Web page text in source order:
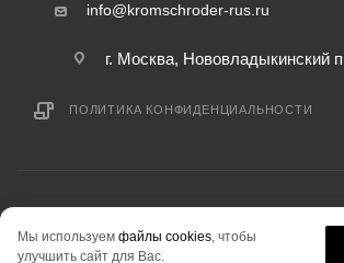
info@kromschroder-rus.ru
г. Москва, Нововладыкинский
ПОЛИТИКА КОНФИДЕНЦИАЛЬНОСТИ
информация на сайте «kromschroder-rus.ru» не
Мы используем файлы cookies, чтобы
улучшить сайт для Вас.